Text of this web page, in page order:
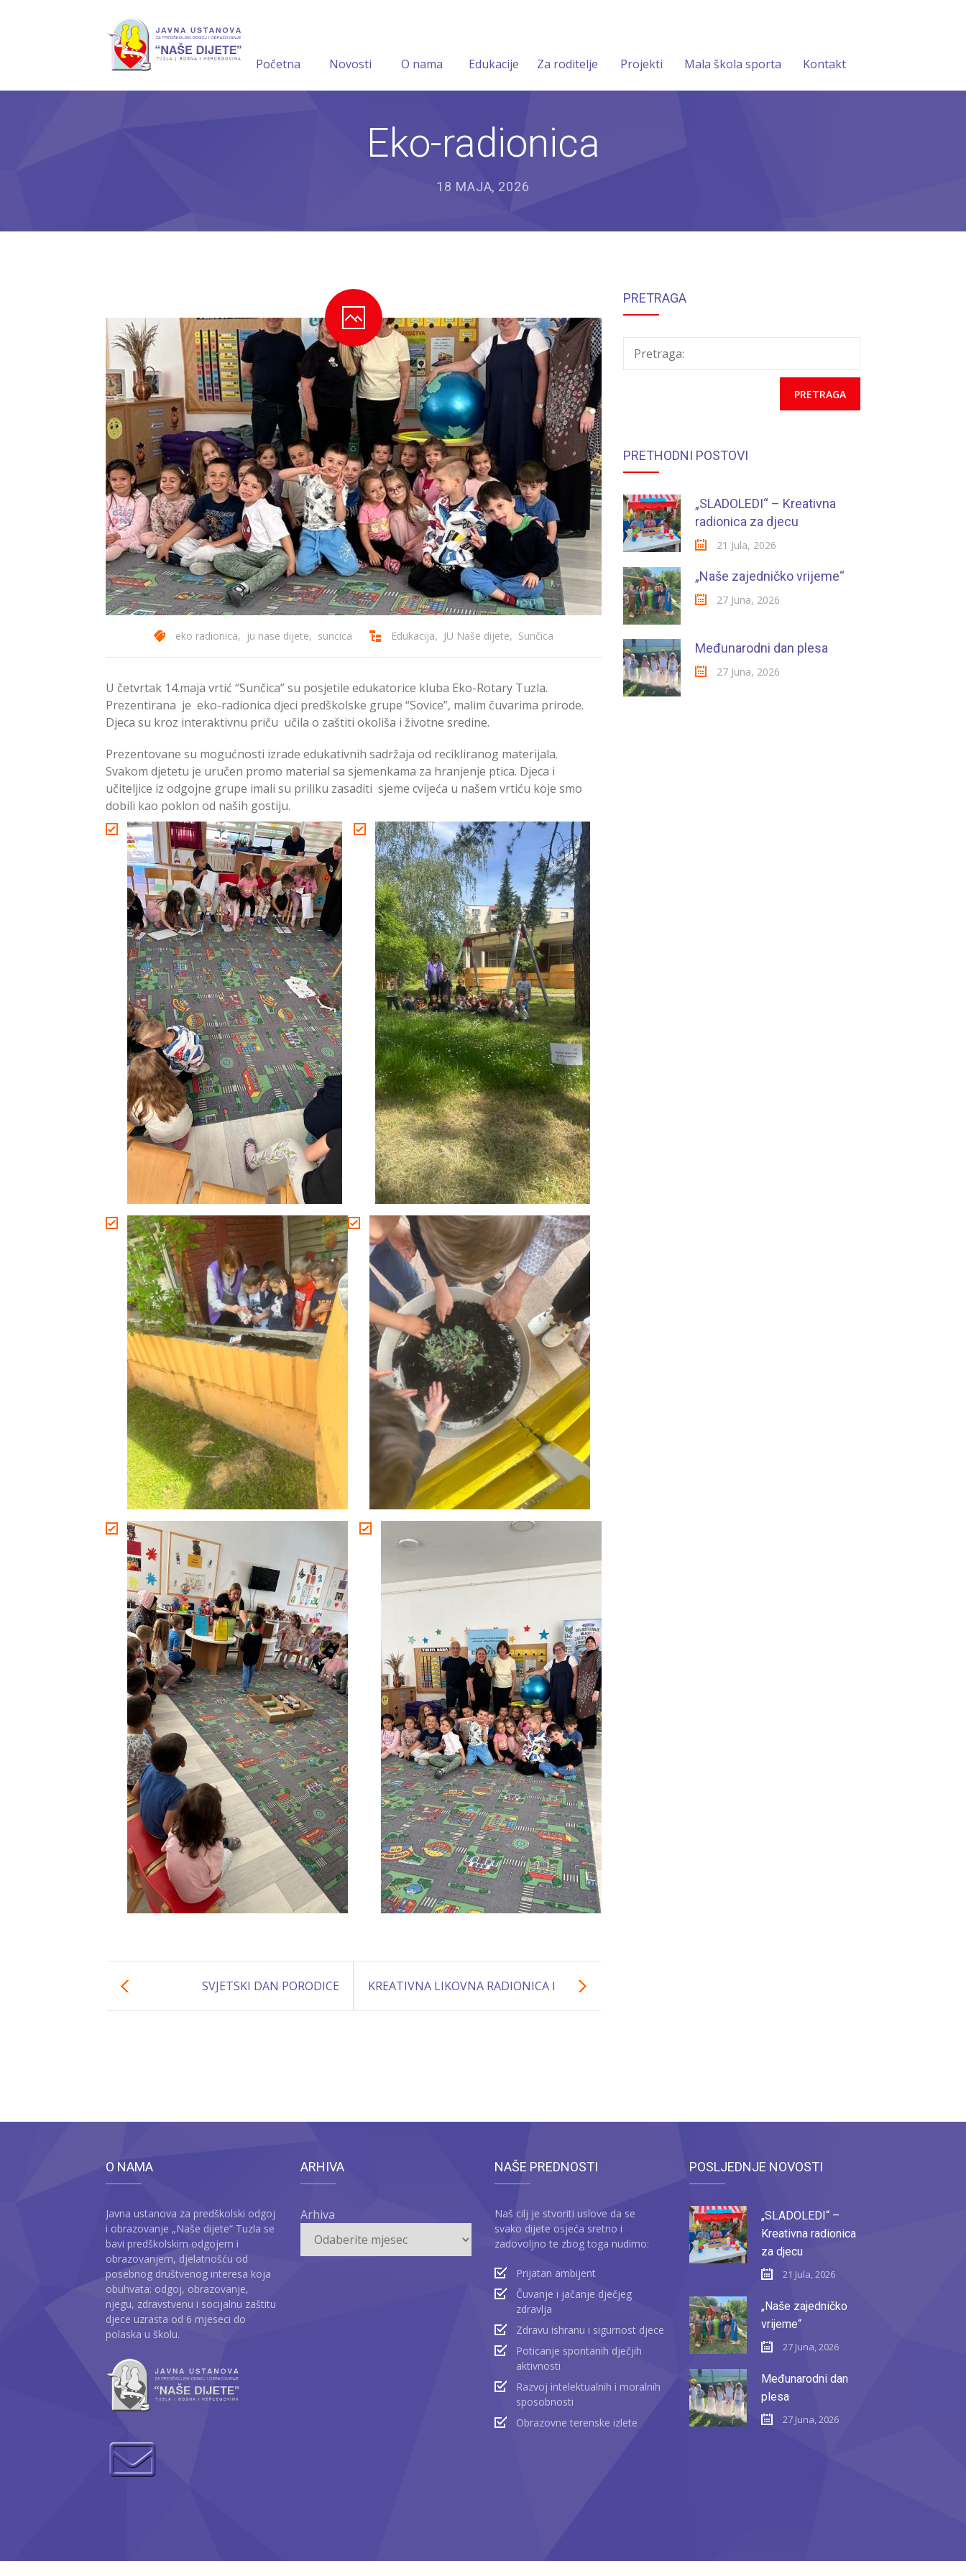
Početna Novosti O nama Edukacije Za roditelje Projekti Mala škola sporta Kontakt
Eko-radionica
18 MAJA, 2026
eko radionica, ju nase dijete, suncica Edukacija, JU Naše dijete, Sunčica
U četvrtak 14.maja vrtić “Sunčica” su posjetile edukatorice kluba Eko-Rotary Tuzla.
Prezentirana je eko-radionica djeci predškolske grupe “Sovice”, malim čuvarima prirode.
Djeca su kroz interaktivnu priču učila o zaštiti okoliša i životne sredine.
Prezentovane su mogućnosti izrade edukativnih sadržaja od recikliranog materijala.
Svakom djetetu je uručen promo material sa sjemenkama za hranjenje ptica. Djeca i
učiteljice iz odgojne grupe imali su priliku zasaditi sjeme cvijeća u našem vrtiću koje smo
dobili kao poklon od naših gostiju.
SVJETSKI DAN PORODICE KREATIVNA LIKOVNA RADIONICA I
PRETRAGA
Pretraga:
PRETHODNI POSTOVI
„SLADOLEDI“ – Kreativna
radionica za djecu
21 Jula, 2026
„Naše zajedničko vrijeme“
27 Juna, 2026
Međunarodni dan plesa
27 Juna, 2026
O NAMA
Javna ustanova za predškolski odgoj
i obrazovanje „Naše dijete“ Tuzla se
bavi predškolskim odgojem i
obrazovanjem, djelatnošću od
posebnog društvenog interesa koja
obuhvata: odgoj, obrazovanje,
njegu, zdravstvenu i socijalnu zaštitu
djece uzrasta od 6 mjeseci do
polaska u školu.
ARHIVA
Arhiva
NAŠE PREDNOSTI
Naš cilj je stvoriti uslove da se
svako dijete osjeća sretno i
zadovoljno te zbog toga nudimo:
Prijatan ambijent
Čuvanje i jačanje dječjeg
zdravlja
Zdravu ishranu i sigurnost djece
Poticanje spontanih dječjih
aktivnosti
Razvoj intelektualnih i moralnih
sposobnosti
Obrazovne terenske izlete
POSLJEDNJE NOVOSTI
„SLADOLEDI“ –
Kreativna radionica
za djecu
21 Jula, 2026
„Naše zajedničko
vrijeme“
27 Juna, 2026
Međunarodni dan
plesa
27 Juna, 2026